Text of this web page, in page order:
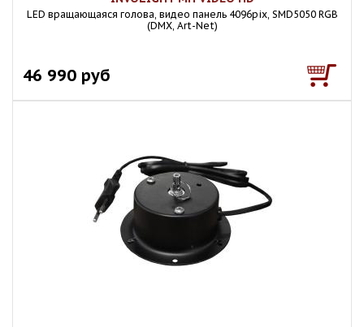
LED вращающаяся голова, видео панель 4096pix, SMD5050 RGB
(DMX, Art-Net)
46 990 руб